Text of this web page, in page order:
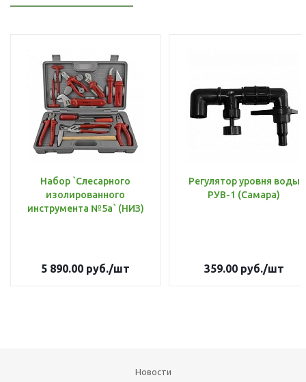
Набор `Слесарного
изолированного
инструмента №5а` (НИЗ)
5 890.00 руб./шт
Регулятор уровня воды
РУВ-1 (Самара)
359.00руб./шт
Новости